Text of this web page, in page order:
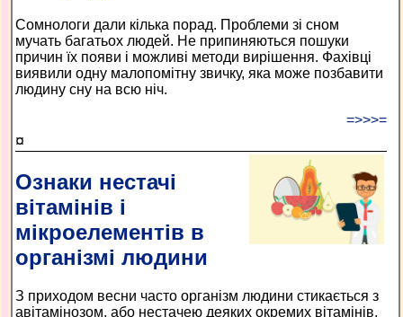
Сомнологи дали кілька порад. Проблеми зі сном
мучать багатьох людей. Не припиняються пошуки
причин їх появи і можливі методи вирішення. Фахівці
виявили одну малопомітну звичку, яка може позбавити
людину сну на всю ніч.
=>>>=
¤
Ознаки нестачі
вітамінів і
мікроелементів в
організмі людини
З приходом весни часто організм людини стикається з
авітамінозом, або нестачею деяких окремих вітамінів.